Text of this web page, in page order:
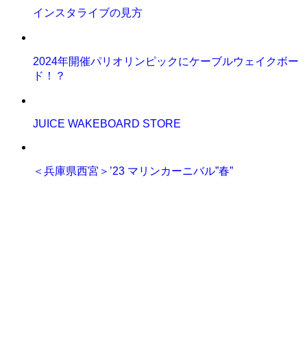
インスタライブの見方
2024年開催パリオリンピックにケーブルウェイクボー
ド！？
JUICE WAKEBOARD STORE
＜兵庫県西宮＞’23 マリンカーニバル”春”